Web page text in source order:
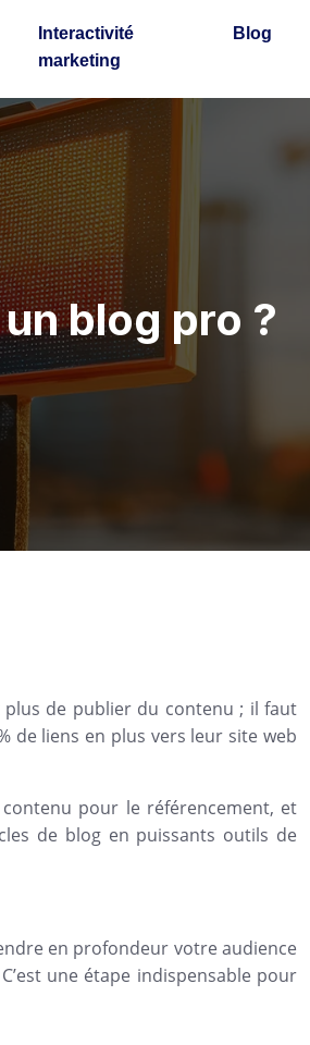
Interactivité
marketing
Blog
blog pro ?
de publier du contenu ; il faut
de liens en plus vers leur site web
pour le référencement, et
de blog en puissants outils de
en profondeur votre audience
une étape indispensable pour